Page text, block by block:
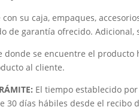
su caja, empaques,
de garantía ofrecido. Adicional,
donde se encuentre el
al cliente.
El tiempo establecido
días hábiles desde el recibo